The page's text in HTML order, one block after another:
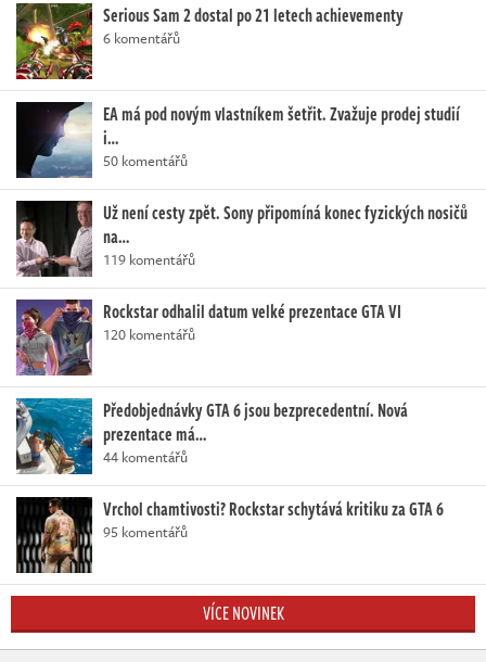
Serious Sam 2 dostal po 21 letech achievementy
6 komentářů
EA má pod novým vlastníkem šetřit. Zvažuje prodej studií
i…
50 komentářů
Už není cesty zpět. Sony připomíná konec fyzických nosičů
na…
119 komentářů
Rockstar odhalil datum velké prezentace GTA VI
120 komentářů
Předobjednávky GTA 6 jsou bezprecedentní. Nová
prezentace má…
44 komentářů
Vrchol chamtivosti? Rockstar schytává kritiku za GTA 6
95 komentářů
VÍCE NOVINEK